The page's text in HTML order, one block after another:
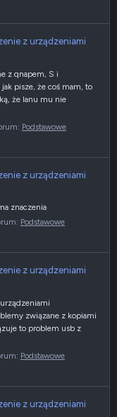
z urządzeniami
z qnapem, S i
pisze, że coś mam, to
że lanu mu nie
Podstawowe
z urządzeniami
znaczenia
Podstawowe
z urządzeniami
związane z kopiami
to problem usb z
Podstawowe
z urządzeniami